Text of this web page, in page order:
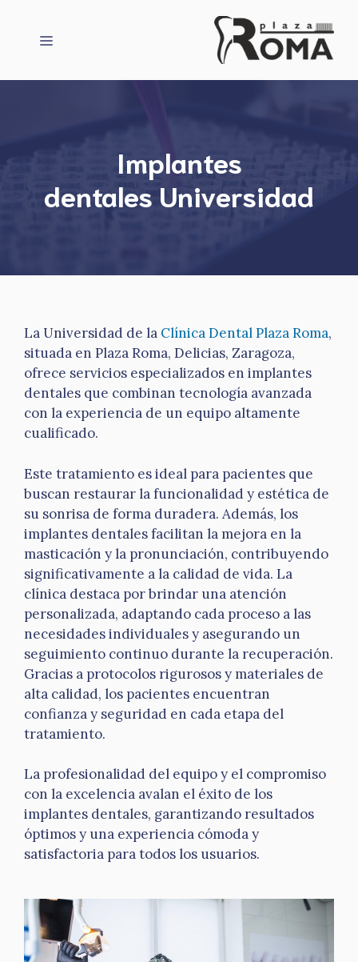
contenido
Menú
Implantes
dentales Universidad
La Universidad de la Clínica Dental Plaza Roma,
situada en Plaza Roma, Delicias, Zaragoza,
ofrece servicios especializados en implantes
dentales que combinan tecnología avanzada
con la experiencia de un equipo altamente
cualificado.
Este tratamiento es ideal para pacientes que
buscan restaurar la funcionalidad y estética de
su sonrisa de forma duradera. Además, los
implantes dentales facilitan la mejora en la
masticación y la pronunciación, contribuyendo
significativamente a la calidad de vida. La
clínica destaca por brindar una atención
personalizada, adaptando cada proceso a las
necesidades individuales y asegurando un
seguimiento continuo durante la recuperación.
Gracias a protocolos rigurosos y materiales de
alta calidad, los pacientes encuentran
confianza y seguridad en cada etapa del
tratamiento.
La profesionalidad del equipo y el compromiso
con la excelencia avalan el éxito de los
implantes dentales, garantizando resultados
óptimos y una experiencia cómoda y
satisfactoria para todos los usuarios.